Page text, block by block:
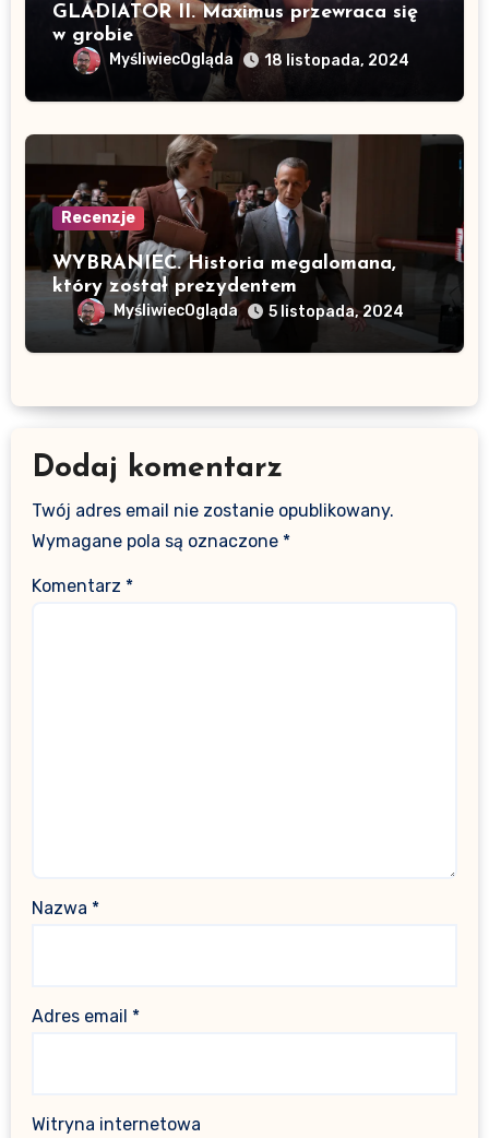
GLADIATOR II. Maximus przewraca się
w grobie
MyśliwiecOgląda 18 listopada, 2024
Recenzje
WYBRANIEC. Historia megalomana,
który został prezydentem
MyśliwiecOgląda 5 listopada, 2024
Dodaj komentarz
Twój adres email nie zostanie opublikowany.
Wymagane pola są oznaczone *
Komentarz *
Nazwa *
Adres email *
Witryna internetowa